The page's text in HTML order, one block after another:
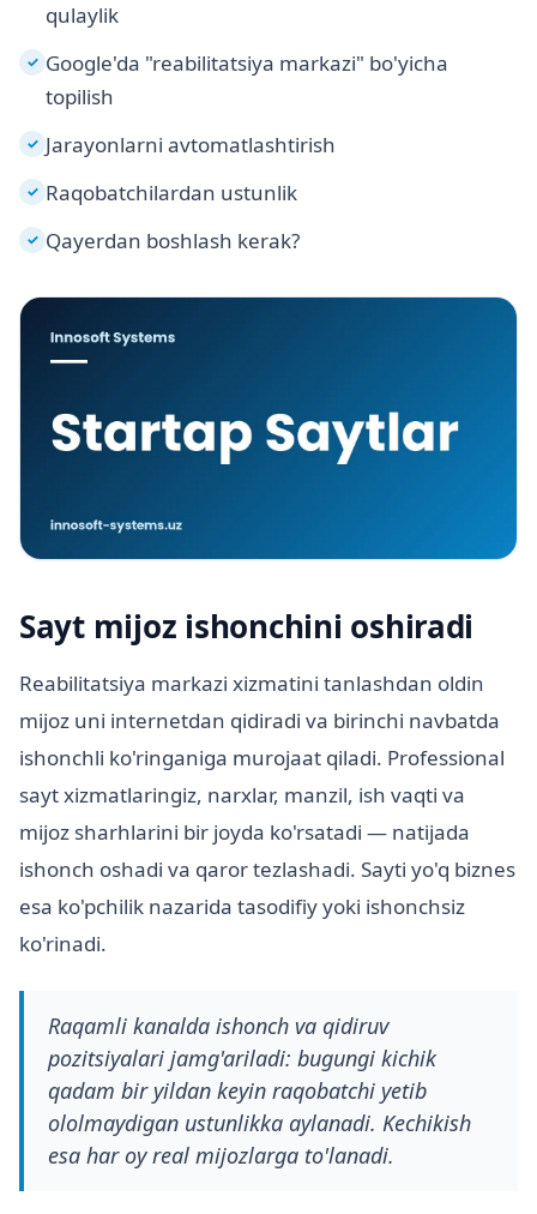
qulaylik
✓ Google'da "reabilitatsiya markazi" bo'yicha
topilish
✓ Jarayonlarni avtomatlashtirish
✓ Raqobatchilardan ustunlik
✓ Qayerdan boshlash kerak?
Sayt mijoz ishonchini oshiradi
Reabilitatsiya markazi xizmatini tanlashdan oldin
mijoz uni internetdan qidiradi va birinchi navbatda
ishonchli ko'ringaniga murojaat qiladi. Professional
sayt xizmatlaringiz, narxlar, manzil, ish vaqti va
mijoz sharhlarini bir joyda ko'rsatadi — natijada
ishonch oshadi va qaror tezlashadi. Sayti yo'q biznes
esa ko'pchilik nazarida tasodifiy yoki ishonchsiz
ko'rinadi.
Raqamli kanalda ishonch va qidiruv
pozitsiyalari jamg'ariladi: bugungi kichik
qadam bir yildan keyin raqobatchi yetib
ololmaydigan ustunlikka aylanadi. Kechikish
esa har oy real mijozlarga to'lanadi.